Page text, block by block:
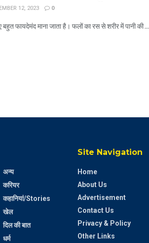
12, 2023 0
फायदेमंद माना जाता है। फलों का रस से शरीर में पानी की ...
अन्य
करियर
कहानियां/Stories
खेल
दिल की बात
धर्म
Site Navigation
Home
About Us
Advertisement
Contact Us
Privacy & Policy
Other Links